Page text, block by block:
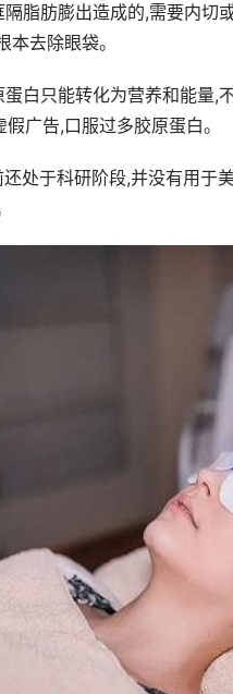
脂肪膨出造成的,需要内切
去除眼袋。
白只能转化为营养和能量,
广告,口服过多胶原蛋白。
处于科研阶段,并没有用于